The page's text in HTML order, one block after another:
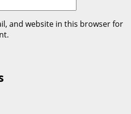
and website in this browser for